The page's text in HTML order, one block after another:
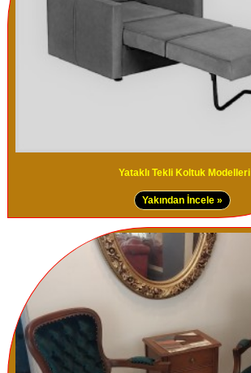
Yataklı Tekli Koltuk Modelleri
Yakından İncele »